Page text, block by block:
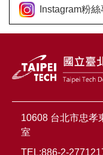
Instagram粉
10608 台北市忠孝
室
TEL:886-2-